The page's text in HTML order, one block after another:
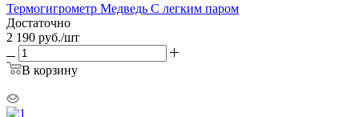
Термогигрометр Медведь С легким паром
Достаточно
2 190 руб./шт
В корзину